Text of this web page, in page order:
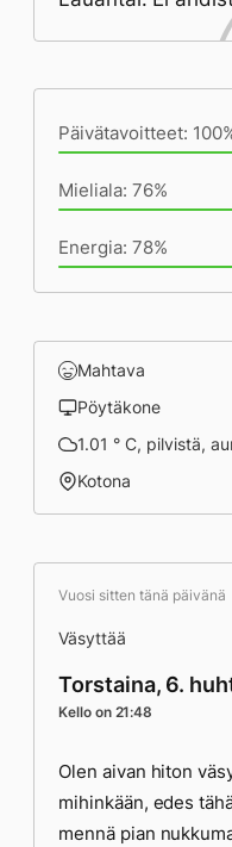
Päivätavoitteet:
Mieliala: 76%
Energia: 78%
Mahtava
Pöytäkone
1.01 ° C, pilvistä,
Kotona
Vuosi sitten tänä päivänä
Väsyttää
Torstaina, 6.
Kello on 21:48
Olen aivan hiton
mihinkään, edes
mennä pian